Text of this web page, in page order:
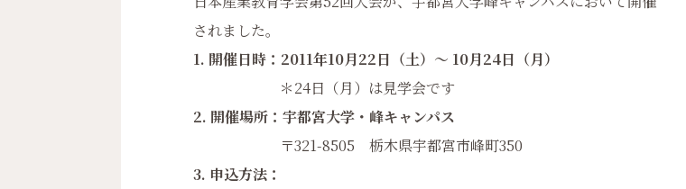
されました。
1. 開催日時：2011年10月22日（土）〜 10月24日（月）
＊24日（月）は見学会です
2. 開催場所：宇都宮大学・峰キャンパス
〒321-8505 栃木県宇都宮市峰町350
3. 申込方法：